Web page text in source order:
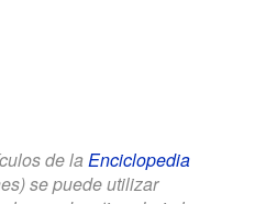
de la Enciclopedia
se puede utilizar